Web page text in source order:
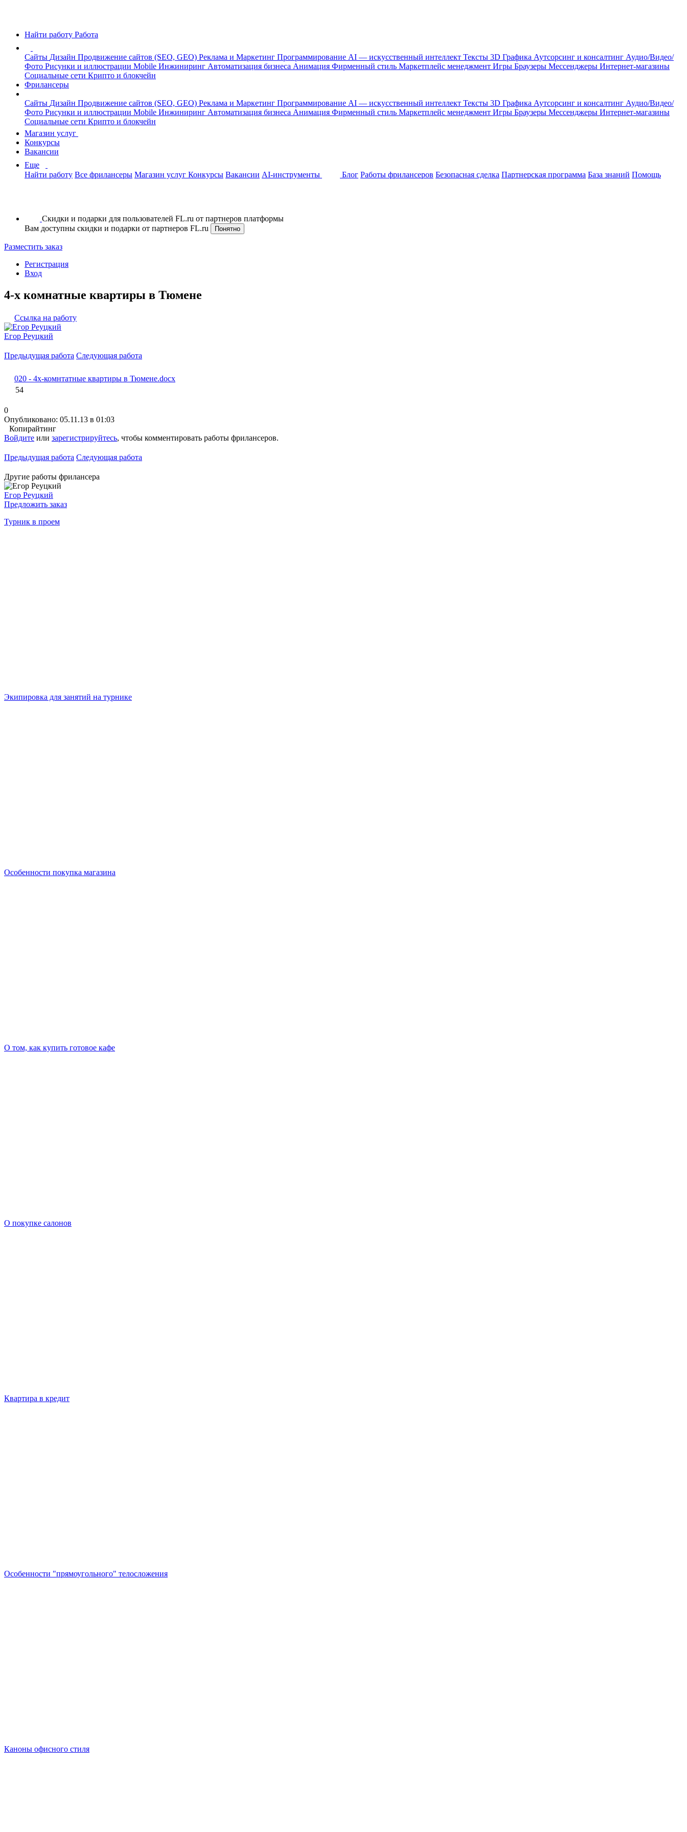
Найти работу Работа
Сайты Дизайн Продвижение сайтов (SEO, GEO) Реклама и Маркетинг Программирование AI — искусственный интеллект Тексты 3D Графика Аутсорсинг и консалтинг Аудио/Видео/
Фото Рисунки и иллюстрации Mobile Инжиниринг Автоматизация бизнеса Анимация Фирменный стиль Маркетплейс менеджмент Игры Браузеры Мессенджеры Интернет-магазины
Социальные сети Крипто и блокчейн
Фрилансеры
Сайты Дизайн Продвижение сайтов (SEO, GEO) Реклама и Маркетинг Программирование AI — искусственный интеллект Тексты 3D Графика Аутсорсинг и консалтинг Аудио/Видео/
Фото Рисунки и иллюстрации Mobile Инжиниринг Автоматизация бизнеса Анимация Фирменный стиль Маркетплейс менеджмент Игры Браузеры Мессенджеры Интернет-магазины
Социальные сети Крипто и блокчейн
Магазин услуг
Конкурсы
Вакансии
Еще
Найти работу Все фрилансеры Магазин услуг Конкурсы Вакансии AI-инструменты Блог Работы фрилансеров Безопасная сделка Партнерская программа База знаний Помощь
Скидки и подарки для пользователей FL.ru от партнеров платформы
Вам доступны скидки и подарки от партнеров FL.ru
Понятно
Разместить заказ
Регистрация
Вход
4-х комнатные квартиры в Тюмене
Ссылка на работу
Егор Реуцкий
Предыдущая работа Следующая работа
020 - 4х-комнтатные квартиры в Тюмене.docx
54
0
Опубликовано: 05.11.13 в 01:03
Копирайтинг
Войдите или зарегистрируйтесь, чтобы комментировать работы фрилансеров.
Предыдущая работа Следующая работа
Другие работы фрилансера
Егор Реуцкий
Предложить заказ
Турник в проем
Экипировка для занятий на турнике
Особенности покупка магазина
О том, как купить готовое кафе
О покупке салонов
Квартира в кредит
Особенности "прямоугольного" телосложения
Каноны офисного стиля